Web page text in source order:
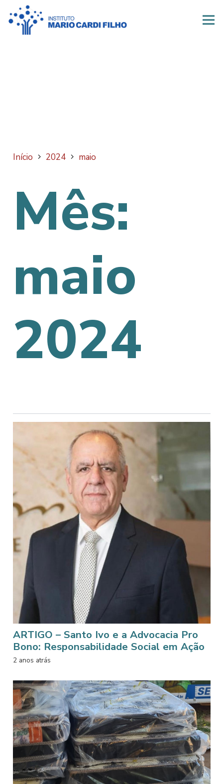
Início 2024 maio
Mês:
maio
2024
ARTIGO – Santo Ivo e a Advocacia Pro
Bono: Responsabilidade Social em Ação
2 anos atrás